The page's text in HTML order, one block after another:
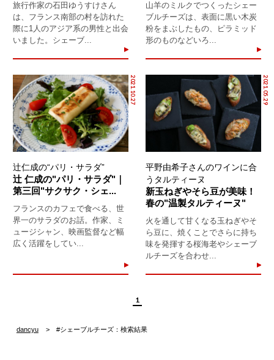
旅行作家の石田ゆうすけさん
は、フランス南部の村を訪れた
際に1人のアジア系の男性と出会
いました。シェーブ...
山羊のミルクでつくったシェー
ブルチーズは、表面に黒い木炭
粉をまぶしたもの、ピラミッド
形のものなどいろ...
2021.10.27
辻仁成の“パリ・サラダ”
辻 仁成の"パリ・サラダ"｜
第三回"サクサク・シェ...
フランスのカフェで食べる、世
界一のサラダのお話。作家、ミ
ュージシャン、映画監督など幅
広く活躍をしてい...
2021.05.29
平野由希子さんのワインに合
うタルティーヌ
新玉ねぎやそら豆が美味！
春の"温製タルティーヌ"
火を通して甘くなる玉ねぎやそ
ら豆に、焼くことでさらに持ち
味を発揮する桜海老やシェーブ
ルチーズを合わせ...
1
dancyu #シェーブルチーズ：検索結果